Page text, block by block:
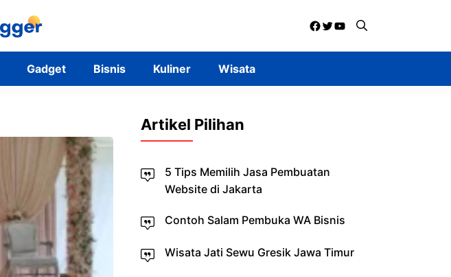
Facebook
Twitter
YouTube
Gadget Bisnis Kuliner Wisata
Artikel Pilihan
5 Tips Memilih Jasa Pembuatan
Website di Jakarta
Contoh Salam Pembuka WA Bisnis
Wisata Jati Sewu Gresik Jawa Timur